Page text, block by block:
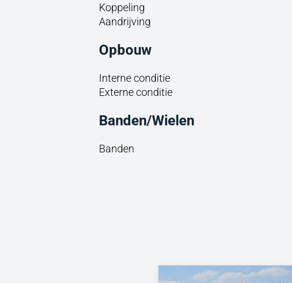
Koppeling
Aandrijving
Opbouw
Interne conditie
Externe conditie
Banden/Wielen
Banden